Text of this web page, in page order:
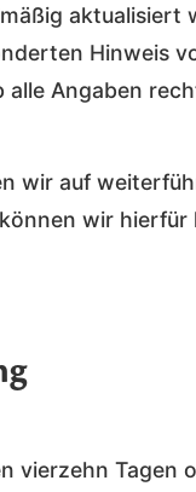
Hinweis
alle Angaben
wir auf
wir
vierzehn Tagen